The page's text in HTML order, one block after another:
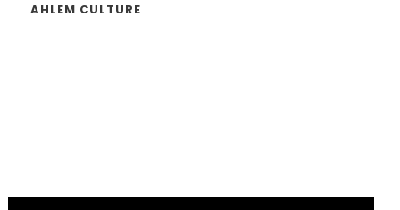
AHLEM CULTURE